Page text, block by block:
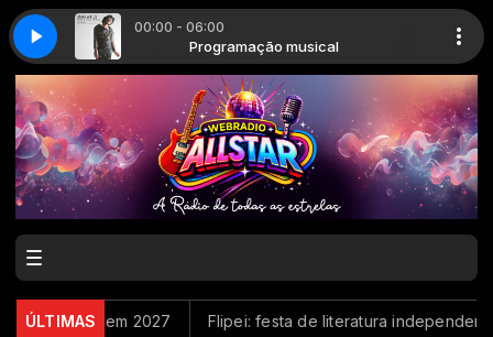
00:00 - 06:00
Programação musical
Could Turn This World Around)Jean Wells - With My Love and What
ÚLTIMAS
em 2027 Flipei: festa de literatura independente